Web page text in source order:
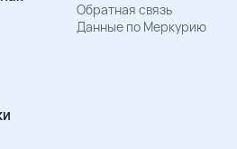
Обратная связь
Данные по Меркурию